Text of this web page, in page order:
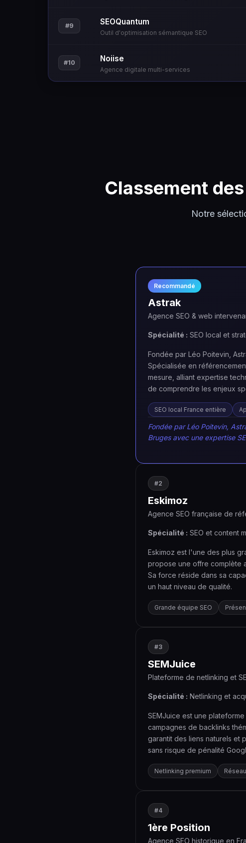
#9 SEOQuantum
Outil d'optimisation sémantique SEO
#10 Noiise
Agence digitale multi-services
Classement des
Notre
Recommandé
Astrak
Agence SEO & web
Spécialité : SEO local et
Fondée par Léo Poitevin,
Spécialisée en
mesure, alliant expertise
de comprendre les enjeux
SEO local France entière
Fondée par Léo Poitevin,
Bruges avec une expertise
#2
Eskimoz
Agence SEO française de
Spécialité : SEO et content
Eskimoz est l'une des plus
propose une offre complète
Sa force réside dans sa
un haut niveau de qualité.
Grande équipe SEO
#3
SEMJuice
Plateforme de netlinking et
Spécialité : Netlinking et
SEMJuice est une
campagnes de backlinks
garantit des liens naturels et
sans risque de pénalité
Netlinking premium
#4
1ère Position
Agence SEO historique en